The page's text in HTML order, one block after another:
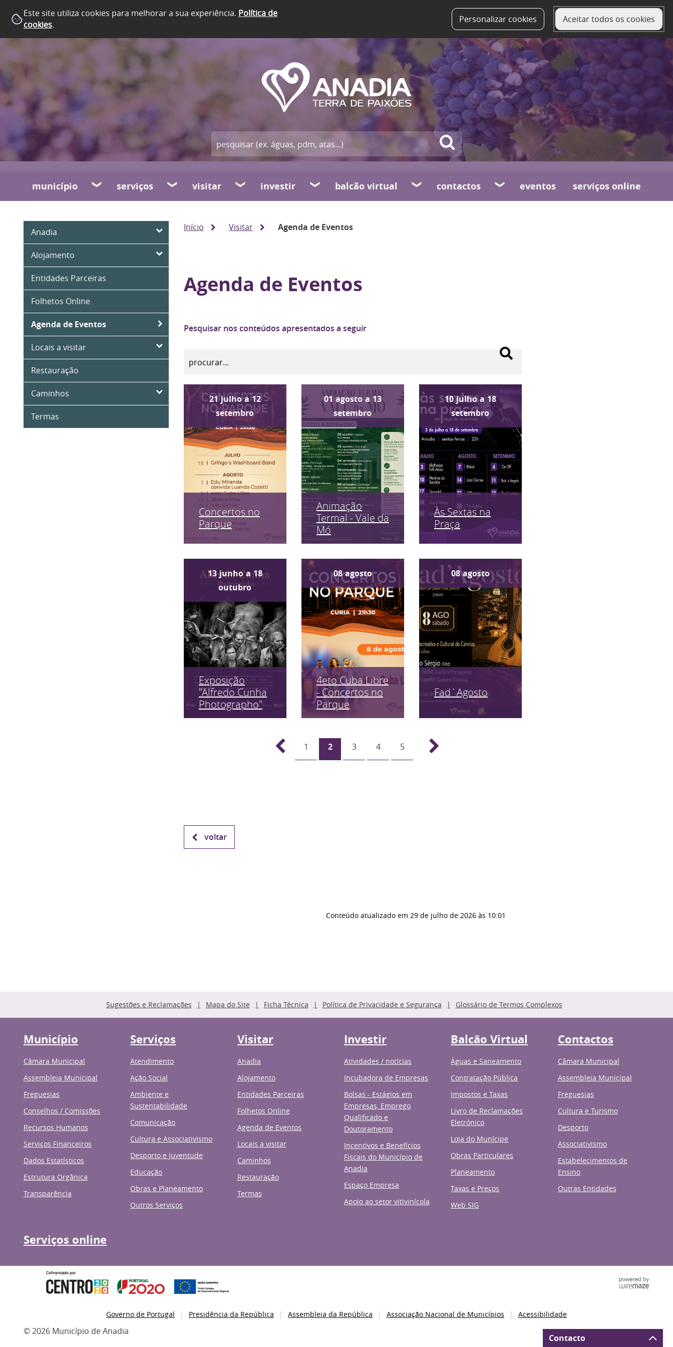
Este site utiliza cookies para melhorar a sua experiência. Política de
cookies. Personalizar cookies Aceitar todos os cookies
município serviços visitar investir balcão virtual contactos eventos serviços online
Anadia
Alojamento
Entidades Parceiras
Folhetos Online
Agenda de Eventos
Locais a visitar
Restauração
Caminhos
Termas
Início Visitar Agenda de Eventos
Agenda de Eventos
Pesquisar nos conteúdos apresentados a seguir
21 julho a 12
setembro
Concertos no
Parque
01 agosto a 13
setembro
Animação
Termal - Vale da
Mó
10 julho a 18
setembro
Às Sextas na
Praça
13 junho a 18
outubro
Exposição
"Alfredo Cunha
Photographo"
08 agosto
4eto Cuba Libre
- Concertos no
Parque
08 agosto
Fad`Agosto
1 2 3 4 5
voltar
Conteúdo atualizado em 29 de julho de 2026 às 10:01
Sugestões e Reclamações Mapa do Site Ficha Técnica Política de Privacidade e Segurança Glossário de Termos Complexos
Município
Câmara Municipal
Assembleia Municipal
Freguesias
Conselhos / Comissões
Recursos Humanos
Serviços Financeiros
Dados Estatísticos
Estrutura Orgânica
Transparência
Serviços
Atendimento
Ação Social
Ambiente e
Sustentabilidade
Comunicação
Cultura e Associativismo
Desporto e Juventude
Educação
Obras e Planeamento
Outros Serviços
Visitar
Anadia
Alojamento
Entidades Parceiras
Folhetos Online
Agenda de Eventos
Locais a visitar
Caminhos
Restauração
Termas
Investir
Atividades / notícias
Incubadora de Empresas
Bolsas - Estágios em
Empresas, Emprego
Qualificado e
Doutoramento
Incentivos e Benefícios
Fiscais do Município de
Anadia
Espaço Empresa
Apoio ao setor vitivinícola
Balcão Virtual
Águas e Saneamento
Contratação Pública
Impostos e Taxas
Livro de Reclamações
Eletrónico
Loja do Munícipe
Obras Particulares
Planeamento
Taxas e Preços
Web SIG
Contactos
Câmara Municipal
Assembleia Municipal
Freguesias
Cultura e Turismo
Desporto
Associativismo
Estabelecimentos de
Ensino
Outras Entidades
Serviços online
Governo de Portugal Presidência da República Assembleia da República Associação Nacional de Municípios Acessibilidade
© 2026 Município de Anadia
Contacto